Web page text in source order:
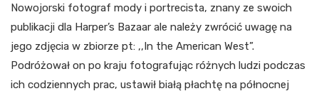
Nowojorski fotograf mody i portrecista, znany ze swoich
publikacji dla Harper’s Bazaar ale należy zwrócić uwagę na
jego zdjęcia w zbiorze pt: ,,In the American West”.
Podróżował on po kraju fotografując różnych ludzi podczas
ich codziennych prac, ustawił białą płachtę na północnej